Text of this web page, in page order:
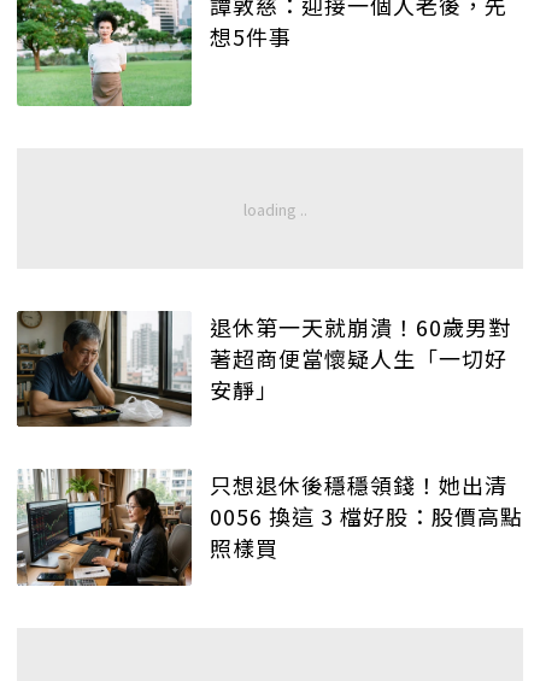
想5件事
退休第一天就崩潰！60歲男對
著超商便當懷疑人生「一切好
安靜」
只想退休後穩穩領錢！她出清
0056 換這 3 檔好股：股價高點
照樣買